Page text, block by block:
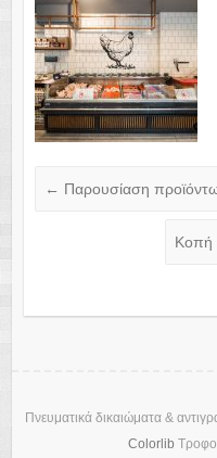
← Παρουσίαση
Κοπή
Πνευματικά δικαιώματα &
Colorlib